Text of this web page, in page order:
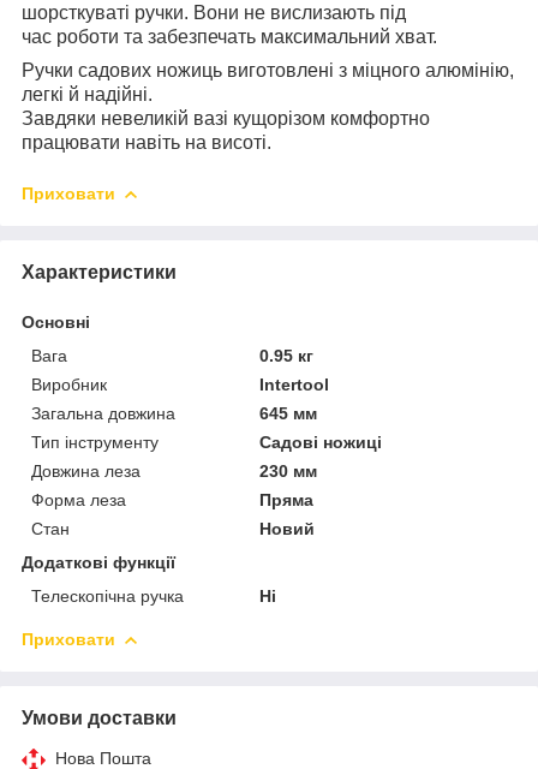
шорсткуваті ручки. Вони не вислизають під
час роботи та забезпечать максимальний хват.
Ручки садових ножиць виготовлені з міцного алюмінію,
легкі й надійні.
Завдяки невеликій вазі кущорізом комфортно
працювати навіть на висоті.
Приховати
Характеристики
Основні
Вага
0.95 кг
Виробник
Intertool
Загальна довжина
645 мм
Тип інструменту
Садові ножиці
Довжина леза
230 мм
Форма леза
Пряма
Стан
Новий
Додаткові функції
Телескопічна ручка
Ні
Приховати
Умови доставки
Нова Пошта